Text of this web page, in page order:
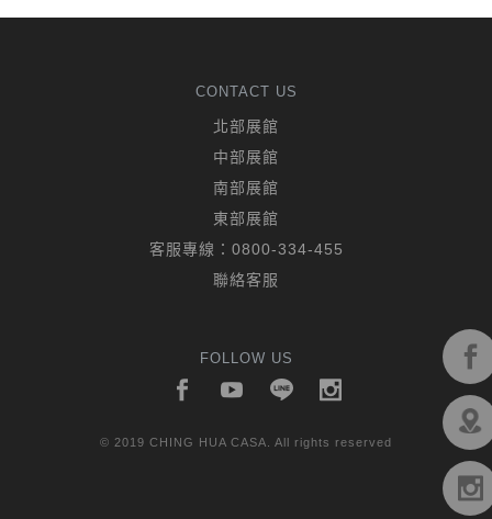
CONTACT US
北部展館
中部展館
南部展館
東部展館
客服專線： 0800-334-455
聯絡客服
FOLLOW US
© 2019 CHING HUA CASA. All rights reserved